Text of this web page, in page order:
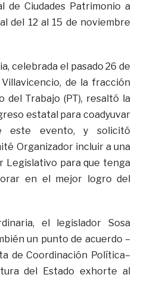
de Ciudades Patrimonio a
del 12 al 15 de noviembre
celebrada el pasado 26 de
de la fracción
del Trabajo (PT), resaltó la
estatal para coadyuvar
este evento, y solicitó
Organizador incluir a una
Legislativo para que tenga
en el mejor logro del
el legislador Sosa
un punto de acuerdo –
de Coordinación Política–
del Estado exhorte al